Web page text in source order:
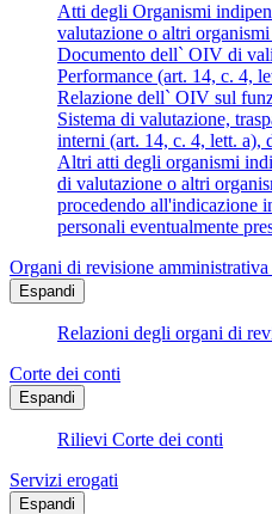
Atti degli Organismi
valutazione o altri
Documento dell` OIV di
Performance (art. 14, c. 4,
Relazione dell` OIV sul
Sistema di valutazione,
interni (art. 14, c. 4, lett. a),
Altri atti degli organismi
di valutazione o altri
procedendo all'indicazione
personali eventualmente
Organi di revisione amministrativa
Espandi
Relazioni degli organi di
Corte dei conti
Espandi
Rilievi Corte dei conti
Servizi erogati
Espandi